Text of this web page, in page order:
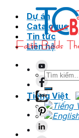
Dự án
Catalogue
Tin tức
Liên hệ
Tìm
kiếm:
Tiếng Việt